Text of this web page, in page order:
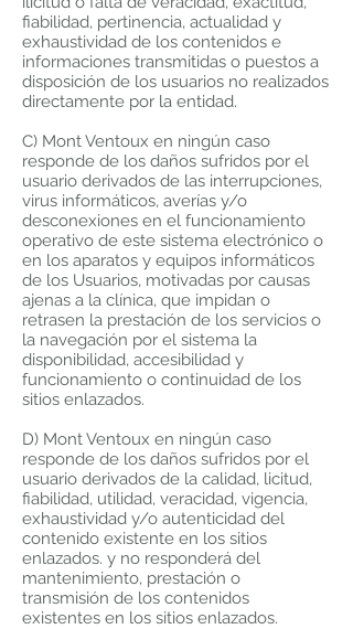
fiabilidad, pertinencia, actualidad y
exhaustividad de los contenidos e
informaciones transmitidas o puestos a
disposición de los usuarios no realizados
directamente por la entidad.
C) Mont Ventoux en ningún caso
responde de los daños sufridos por el
usuario derivados de las interrupciones,
virus informáticos, averías y/o
desconexiones en el funcionamiento
operativo de este sistema electrónico o
en los aparatos y equipos informáticos
de los Usuarios, motivadas por causas
ajenas a la clínica, que impidan o
retrasen la prestación de los servicios o
la navegación por el sistema la
disponibilidad, accesibilidad y
funcionamiento o continuidad de los
sitios enlazados.
D) Mont Ventoux en ningún caso
responde de los daños sufridos por el
usuario derivados de la calidad, licitud,
fiabilidad, utilidad, veracidad, vigencia,
exhaustividad y/o autenticidad del
contenido existente en los sitios
enlazados. y no responderá del
mantenimiento, prestación o
transmisión de los contenidos
existentes en los sitios enlazados.